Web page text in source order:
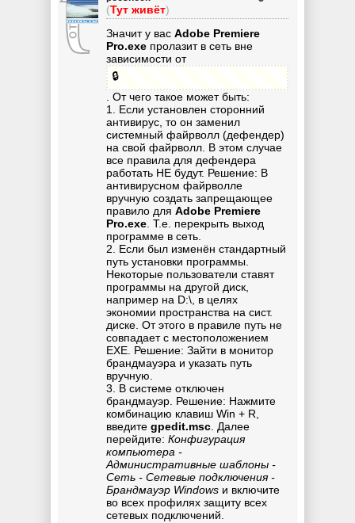
(Тут живёт)
Значит у вас Adobe Premiere
Pro.exe пролазит в сеть вне
зависимости от
🔒
. От чего такое может быть:
1. Если установлен сторонний
антивирус, то он заменил
системный файрволл (дефендер)
на свой файрволл. В этом случае
все правила для дефендера
работать НЕ будут. Решение: В
антивирусном файрволле
вручную создать запрещающее
правило для Adobe Premiere
Pro.exe. Т.е. перекрыть выход
программе в сеть.
2. Если был изменён стандартный
путь установки программы.
Некоторые пользователи ставят
программы на другой диск,
например на D:\, в целях
экономии пространства на сист.
диске. От этого в правиле путь не
совпадает с местоположением
EXE. Решение: Зайти в монитор
брандмауэра и указать путь
вручную.
3. В системе отключен
брандмауэр. Решение: Нажмите
комбинацию клавиш Win + R,
введите gpedit.msc. Далее
перейдите: Конфигурация
компьютера -
Административные шаблоны -
Сеть - Сетевые подключения -
Брандмауэр Windows и включите
во всех профилях защиту всех
сетевых подключений.